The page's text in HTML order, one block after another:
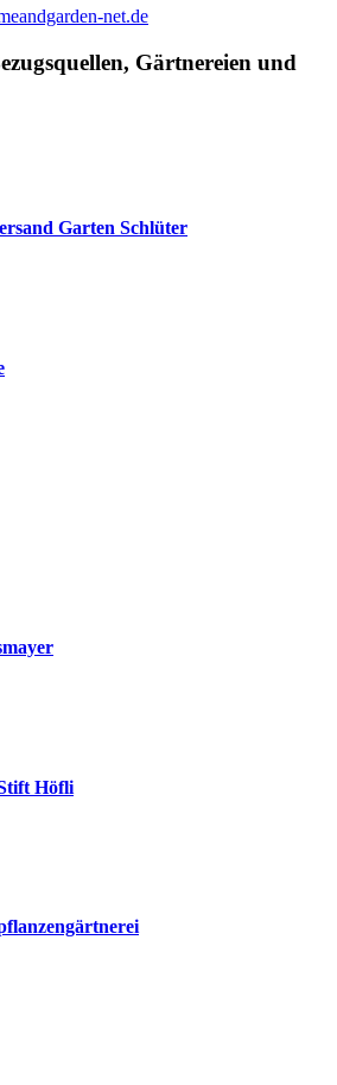
net.de
Gärtnereien und
Garten Schlüter
Höfli